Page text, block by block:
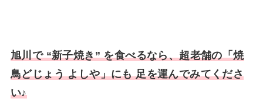
旭川で “新子焼き” を食べるなら、超老舗の「焼
鳥どじょう よしや」にも 足を運んでみてくださ
い♪